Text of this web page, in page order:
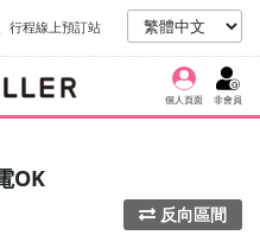
行程線上預訂站
個人頁面 非會員
OK
反向區間